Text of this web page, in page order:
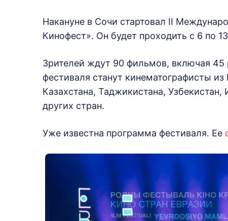
Накануне в Сочи стартовал II
Кинофест». Он будет проходить с 6 по
Зрителей ждут 90 фильмов, включая 45
фестиваля станут кинематографисты
Казахстана, Таджикистана,
других стран.
Уже известна программа фестиваля. Ее